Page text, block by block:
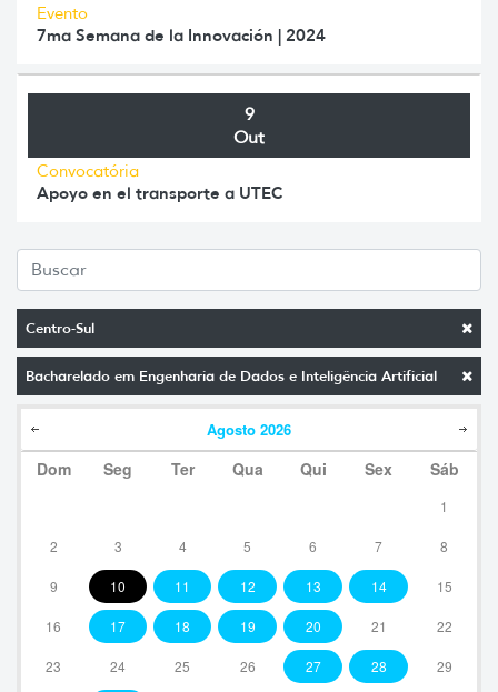
Centro-Sul
Bacharelado em Engenharia de Dados e Inteligência Artificial
Agosto 2026
Dom Seg Ter Qua Qui Sex Sáb
1
2 3 4 5 6 7 8
9 10 11 12 13 14 15
16 17 18 19 20 21 22
23 24 25 26 27 28 29
Evento
7ma Semana de la Innovación | 2024
9
Out
Convocatória
Apoyo en el transporte a UTEC